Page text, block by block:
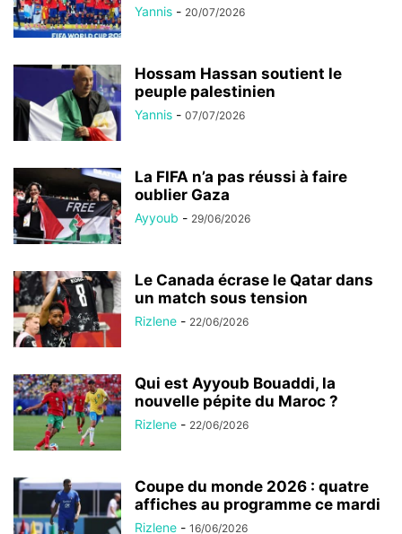
Yannis - 20/07/2026
Hossam Hassan soutient le
peuple palestinien
Yannis - 07/07/2026
La FIFA n’a pas réussi à faire
oublier Gaza
Ayyoub - 29/06/2026
Le Canada écrase le Qatar dans
un match sous tension
Rizlene - 22/06/2026
Qui est Ayyoub Bouaddi, la
nouvelle pépite du Maroc ?
Rizlene - 22/06/2026
Coupe du monde 2026 : quatre
affiches au programme ce mardi
Rizlene - 16/06/2026